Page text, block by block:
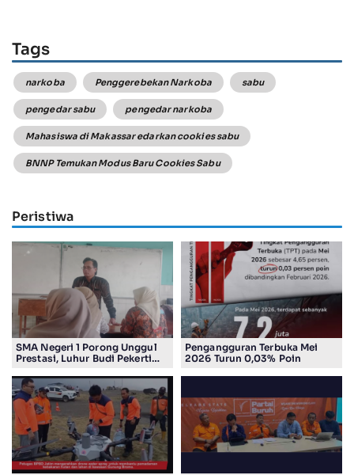
Tags
narkoba Penggerebekan Narkoba sabu
pengedar sabu pengedar narkoba
Mahasiswa di Makassar edarkan cookies sabu
BNNP Temukan Modus Baru Cookies Sabu
Peristiwa
SMA Negeri 1 Porong Unggul
Prestasi, Luhur Budi Pekerti
Sosialisasi Program Sekolah
Pengangguran Terbuka Mei
2026 Turun 0,03% Poin